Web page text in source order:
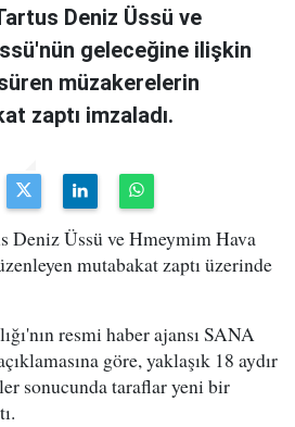
Deniz Üssü ve
geleceğine ilişkin
müzakerelerin
zaptı imzaladı.
Deniz Üssü ve Hmeymim Hava
mutabakat zaptı üzerinde
resmi haber ajansı SANA
göre, yaklaşık 18 aydır
sonucunda taraflar yeni bir